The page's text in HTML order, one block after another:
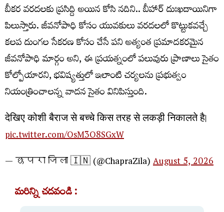
బీకర వరదలకు ప్రసిద్ది అయిన కోసి నదిని.. బీహార్ దుఃఖదాయినిగా
పిలుస్తారు. జీవనోపాధి కోసం యువకులు వరదలలో కొట్టుకవచ్చే
కలప దుంగల సేకరణ కోసం చేసే పని అత్యంత ప్రమాదకరమైన
జీవనోపాధి మార్గం అని, ఈ ప్రయత్నంలో పలువురు ప్రాణాలు సైతం
కోల్పోయారని, భవిష్యత్తులో ఇలాంటి చర్యలను ప్రభుత్వం
నియంత్రించాలన్న వాదన సైతం వినిపిస్తుంది.
देखिए कोशी बैराज से बच्चे किस तरह से लकड़ी निकालते है।
pic.twitter.com/OsM3O8SGxW
— छपरा जिला 🇮🇳 (@ChapraZila)August 5, 2026
మరిన్ని చదవండి :